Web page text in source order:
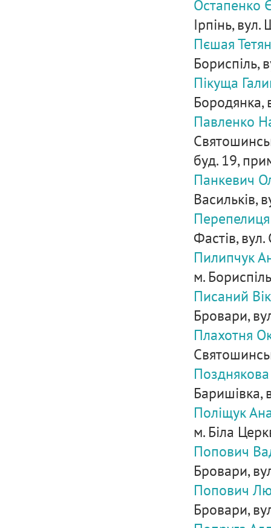
Остапенко
Ірпінь,
Пєшая
Бориспіль,
Пікуща
Бородянка,
Павленко
буд. 19,
Панкевич
Васильків,
Фастів,
Пилипчук
м.
Писаний
Бровари,
Плахотня
Баришівка,
Поліщук
м. Біла
Попович
Бровари,
Попович
Бровари,